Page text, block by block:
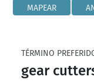
MAPEAR
TÉRMINO
gear